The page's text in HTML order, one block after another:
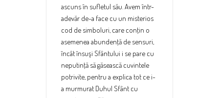
ascuns în sufletul său. Avem într-
adevăr de-a face cu un misterios
cod de simboluri, care conţin o
asemenea abundenţă de sensuri,
încât însuşi Sfântului i se pare cu
neputinţă să găsească cuvintele
potrivite, pentru a explica tot ce i-
a murmurat Duhul Sfânt cu